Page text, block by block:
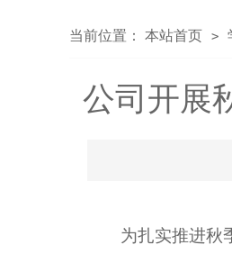
当前位置： 本站首页 >
公司开展
为扎实推进秋